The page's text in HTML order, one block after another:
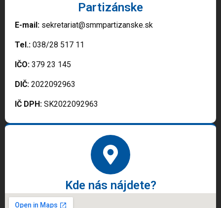
Partizánske
E-mail: sekretariat@smmpartizanske.sk
Tel.: 038/28 517 11
IČO: 379 23 145
DIČ: 2022092963
IČ DPH: SK2022092963
Kde nás nájdete?